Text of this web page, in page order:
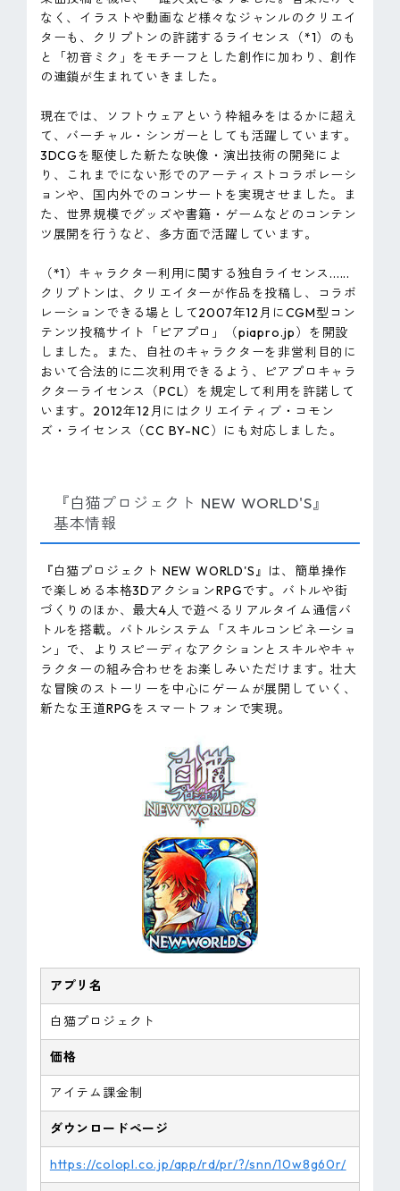
なく、イラストや動画など様々なジャンルのクリエイ
ターも、クリプトンの許諾するライセンス（*1）のも
と「初音ミク」をモチーフとした創作に加わり、創作
の連鎖が生まれていきました。
現在では、ソフトウェアという枠組みをはるかに超え
て、バーチャル・シンガーとしても活躍しています。
3DCGを駆使した新たな映像・演出技術の開発によ
り、これまでにない形でのアーティストコラボレーシ
ョンや、国内外でのコンサートを実現させました。ま
た、世界規模でグッズや書籍・ゲームなどのコンテン
ツ展開を行うなど、多方面で活躍しています。
（*1）キャラクター利用に関する独自ライセンス......
クリプトンは、クリエイターが作品を投稿し、コラボ
レーションできる場として2007年12月にCGM型コン
テンツ投稿サイト「ピアプロ」（piapro.jp）を開設
しました。また、自社のキャラクターを非営利目的に
おいて合法的に二次利用できるよう、ピアプロキャラ
クターライセンス（PCL）を規定して利用を許諾して
います。2012年12月にはクリエイティブ・コモン
ズ・ライセンス（CC BY-NC）にも対応しました。
『白猫プロジェクト NEW WORLD'S』
基本情報
『白猫プロジェクト NEW WORLD'S』は、簡単操作
で楽しめる本格3DアクションRPGです。バトルや街
づくりのほか、最大4人で遊べるリアルタイム通信バ
トルを搭載。バトルシステム「スキルコンビネーショ
ン」で、よりスピーディなアクションとスキルやキャ
ラクターの組み合わせをお楽しみいただけます。壮大
な冒険のストーリーを中心にゲームが展開していく、
新たな王道RPGをスマートフォンで実現。
アプリ名
白猫プロジェクト
価格
アイテム課金制
ダウンロードページ
https://colopl.co.jp/app/rd/pr/?/snn/10w8g60r/